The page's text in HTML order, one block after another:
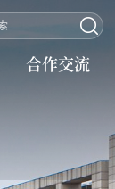
合作交流